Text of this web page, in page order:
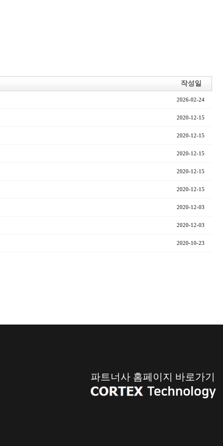
작성일
2026-02-24
2020-12-15
2020-12-15
2020-12-15
2020-12-15
2020-12-15
2020-12-03
2020-12-03
2020-10-23
파트너사 홈페이지 바로가기